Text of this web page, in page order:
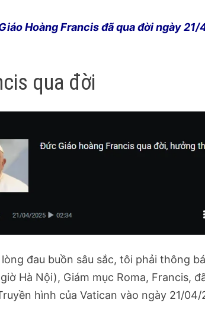
Hoàng Francis đã qua đời ngày
qua đời
đau buồn sâu sắc, tôi phải thông
Hà Nội), Giám mục Roma, Francis,
hình của Vatican vào ngày 21/04/